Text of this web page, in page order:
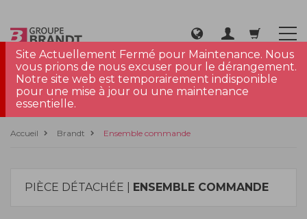
Site Actuellement Fermé pour Maintenance. Nous
vous prions de nous excuser pour le dérangement.
Notre site web est temporairement indisponible
pour une mise à jour ou une maintenance
essentielle.
Accueil Brandt Ensemble commande
PIÈCE DÉTACHÉE | ENSEMBLE COMMANDE